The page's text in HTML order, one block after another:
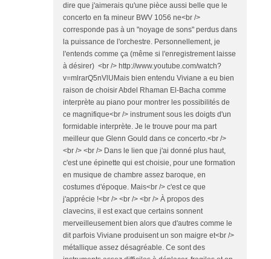
dire que j'aimerais qu'une pièce aussi belle que le
concerto en fa mineur BWV 1056 ne<br />
corresponde pas à un "noyage de sons" perdus dans
la puissance de l'orchestre. Personnellement, je
l'entends comme ça (même si l'enregistrement laisse
à désirer) <br /> http://www.youtube.com/watch?
v=mlrarQ5nVlUMais bien entendu Viviane a eu bien
raison de choisir Abdel Rhaman El-Bacha comme
interprète au piano pour montrer les possibilités de
ce magnifique<br /> instrument sous les doigts d'un
formidable interprète. Je le trouve pour ma part
meilleur que Glenn Gould dans ce concerto.<br />
<br /> <br /> Dans le lien que j'ai donné plus haut,
c'est une épinette qui est choisie, pour une formation
en musique de chambre assez baroque, en
costumes d'époque. Mais<br /> c'est ce que
j'apprécie !<br /> <br /> <br /> À propos des
clavecins, il est exact que certains sonnent
merveilleusement bien alors que d'autres comme le
dit parfois Viviane produisent un son maigre et<br />
métallique assez désagréable. Ce sont des